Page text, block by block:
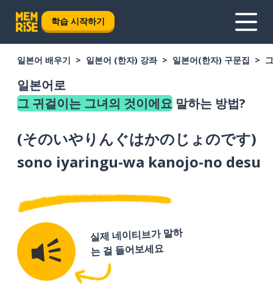
학습 시작하기
일본어 배우기 일본어 (한자) 강좌 일본어(한자) 구문집
일본어로
그 귀걸이는 그녀의 것이에요 말하는 방법?
(そのいやりんぐはかのじょのです)
sono iyaringu-wa kanojo-no desu
실제 네이티브가 말하
는 걸 들어보세요